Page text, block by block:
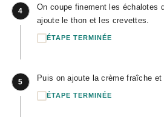
4
On coupe finement les échalotes
ajoute le thon et les crevettes.
ÉTAPE TERMINÉE
5 Puis on ajoute la crème fraîche et
ÉTAPE TERMINÉE